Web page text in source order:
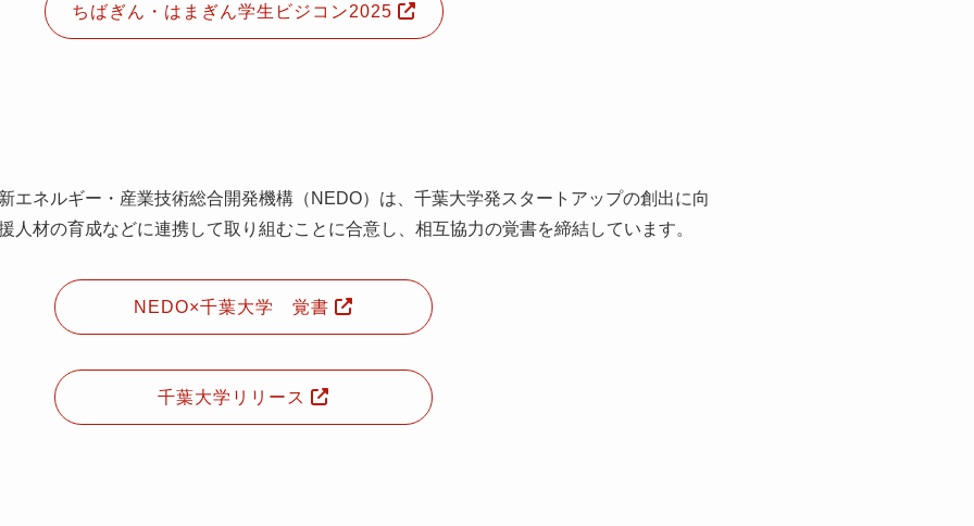
ちばぎん・はまぎん学生ビジコン2025
エネルギー・産業技術総合開発機構（NEDO）は、千葉大学発スタートアップの創出に向
人材の育成などに連携して取り組むことに合意し、相互協力の覚書を締結しています。
NEDO×千葉大学 覚書
千葉大学リリース